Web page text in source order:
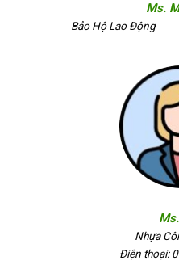
Ms.
Bảo Hộ Lao
Nhựa
Điện thoại: